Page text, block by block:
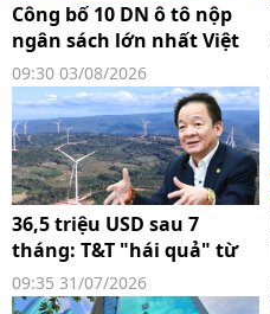
Công bố 10 DN ô tô nộp
ngân sách lớn nhất Việt
Nam 2026: Ai đã tạo nên
gần 94.000 tỷ đồng?
09:30 03/08/2026
36,5 triệu USD sau 7
tháng: T&T "hái quả" từ
dự án điện gió xuyên biên
giới
09:35 31/07/2026